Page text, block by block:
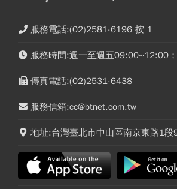
服務電話:(02)2581-6196 按 1
服務時間:週一至週五09:00~12:00
傳真電話:(02)2531-6438
服務信箱:cc@btnet.com.tw
地址:台灣臺北市中山區南京東路1